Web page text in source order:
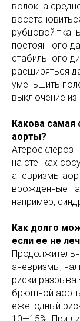
волокна
рубцовой
постоянного
стабильного
расширяться
уменьшить
выключение
Какова самая
аорты?
Атеросклероз
на стенках
аневризмы
врожденные
например,
Как долго
если ее не
аневризмы,
риски разрыва
брюшной
ежегодный